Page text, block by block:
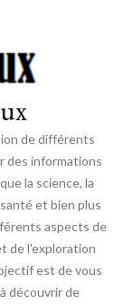
de différents
des informations
la science, la
et bien plus
aspects de
de l'exploration
est de vous
découvrir de